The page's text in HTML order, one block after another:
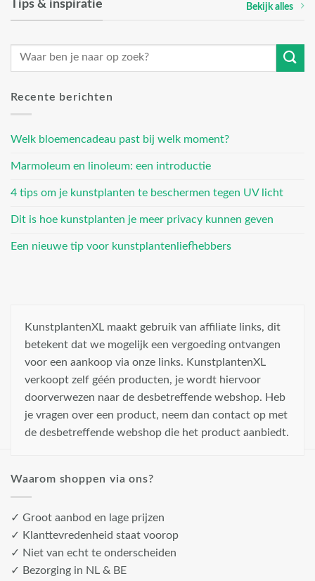
Tips & inspiratie Bekijk alles
Recente berichten
Welk bloemencadeau past bij welk moment?
Marmoleum en linoleum: een introductie
4 tips om je kunstplanten te beschermen tegen UV licht
Dit is hoe kunstplanten je meer privacy kunnen geven
Een nieuwe tip voor kunstplantenliefhebbers
KunstplantenXL maakt gebruik van affiliate links, dit
betekent dat we mogelijk een vergoeding ontvangen
voor een aankoop via onze links. KunstplantenXL
verkoopt zelf géén producten, je wordt hiervoor
doorverwezen naar de desbetreffende webshop. Heb
je vragen over een product, neem dan contact op met
de desbetreffende webshop die het product aanbiedt.
Waarom shoppen via ons?
✓ Groot aanbod en lage prijzen
✓ Klanttevredenheid staat voorop
✓ Niet van echt te onderscheiden
✓ Bezorging in NL & BE